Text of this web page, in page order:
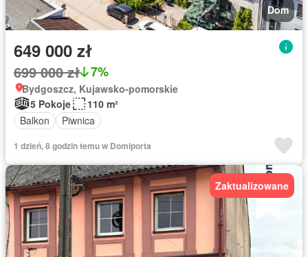
Dom
649 000 zł
699 000 zł 7%
Bydgoszcz, Kujawsko-pomorskie
5 Pokoje
110 m²
Balkon
Piwnica
1 dzień, 8 godzin temu w Domiporta
Zaktualizowane